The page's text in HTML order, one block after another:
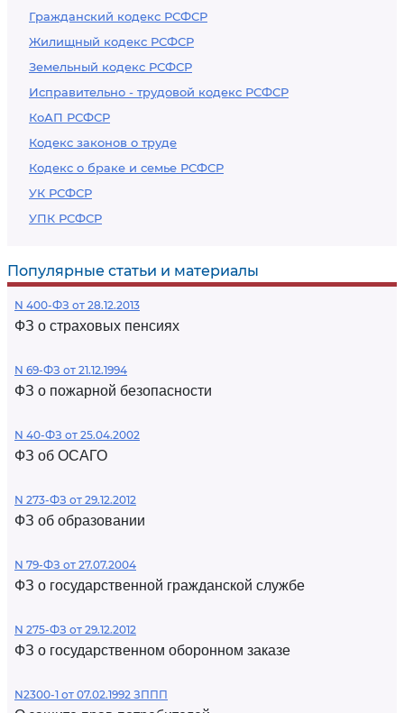
Гражданский кодекс РСФСР
Жилищный кодекс РСФСР
Земельный кодекс РСФСР
Исправительно - трудовой кодекс РСФСР
КоАП РСФСР
Кодекс законов о труде
Кодекс о браке и семье РСФСР
УК РСФСР
УПК РСФСР
Популярные статьи и материалы
N 400-ФЗ от 28.12.2013
ФЗ о страховых пенсиях
N 69-ФЗ от 21.12.1994
ФЗ о пожарной безопасности
N 40-ФЗ от 25.04.2002
ФЗ об ОСАГО
N 273-ФЗ от 29.12.2012
ФЗ об образовании
N 79-ФЗ от 27.07.2004
ФЗ о государственной гражданской службе
N 275-ФЗ от 29.12.2012
ФЗ о государственном оборонном заказе
N2300-1 от 07.02.1992 ЗППП